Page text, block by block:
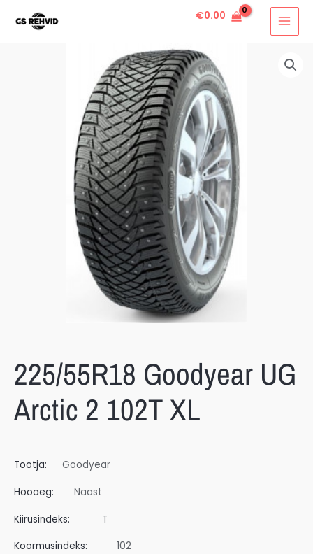
€0.00
225/55R18 Goodyear UG
Arctic 2 102T XL
Tootja: Goodyear
Hooaeg: Naast
Kiirusindeks: T
Koormusindeks: 102